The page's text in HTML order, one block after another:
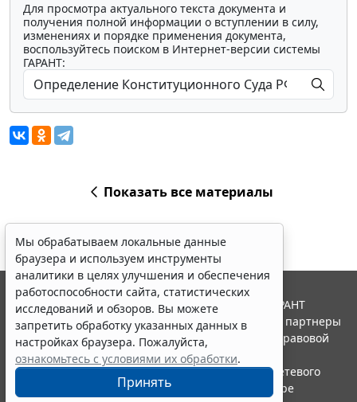
Для просмотра актуального текста документа и
получения полной информации о вступлении в силу,
изменениях и порядке применения документа,
воспользуйтесь поиском в Интернет-версии системы
ГАРАНТ:
Показать все материалы
Мы обрабатываем локальные данные
браузера и используем инструменты
аналитики в целях улучшения и обеспечения
работоспособности сайта, статистических
исследований и обзоров. Вы можете
запретить обработку указанных данных в
настройках браузера. Пожалуйста,
ознакомьтесь с условиями их обработки.
Принять
© ООО "НПП "ГАРАНТ-СЕРВИС", 2026. Система ГАРАНТ
выпускается с 1990 года. Компания "Гарант" и ее партнеры
являются участниками Российской ассоциации правовой
информации ГАРАНТ.
Портал ГАРАНТ.РУ зарегистрирован в качестве сетевого
издания Федеральной службой по надзору в сфере